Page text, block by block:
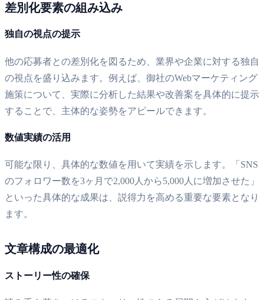
差別化要素の組み込み
独自の視点の提示
他の応募者との差別化を図るため、業界や企業に対する独自
の視点を盛り込みます。例えば、御社のWebマーケティング
施策について、実際に分析した結果や改善案を具体的に提示
することで、主体的な姿勢をアピールできます。
数値実績の活用
可能な限り、具体的な数値を用いて実績を示します。「SNS
のフォロワー数を3ヶ月で2,000人から5,000人に増加させた」
といった具体的な成果は、説得力を高める重要な要素となり
ます。
文章構成の最適化
ストーリー性の確保